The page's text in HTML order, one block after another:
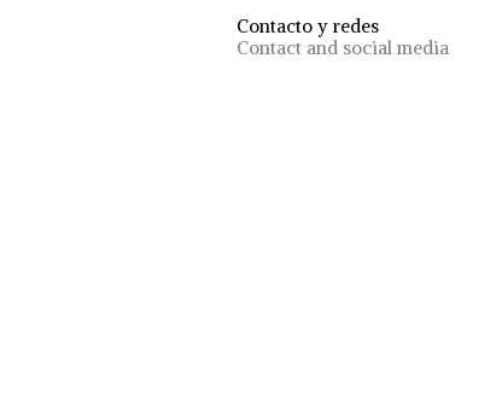
Contacto y redes
Contact and social media